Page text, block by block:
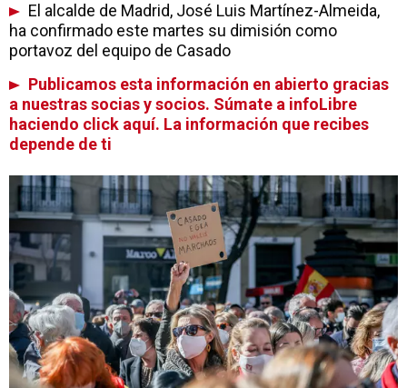
El alcalde de Madrid, José Luis Martínez-Almeida,
ha confirmado este martes su dimisión como
portavoz del equipo de Casado
Publicamos esta información en abierto gracias
a nuestras socias y socios. Súmate a infoLibre
haciendo click aquí. La información que recibes
depende de ti